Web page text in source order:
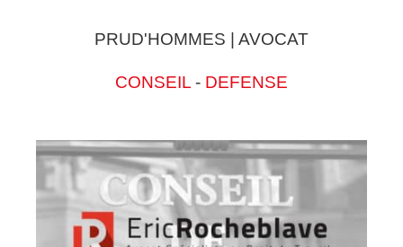
PRUD'HOMMES | AVOCAT
CONSEIL - DEFENSE